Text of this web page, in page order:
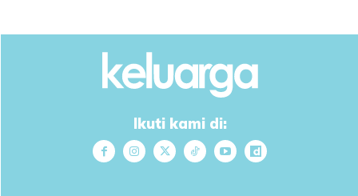
Ikuti kami di: